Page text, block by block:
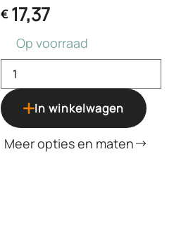
€17,37
Op voorraad
In winkelwagen
Meer opties en maten